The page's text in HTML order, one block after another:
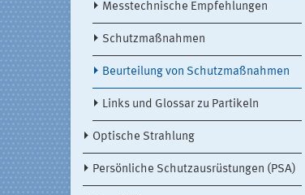
Messtechnische Empfehlungen
Schutzmaßnahmen
Beurteilung von Schutzmaßnahmen
Links und Glossar zu Partikeln
Optische Strahlung
Persönliche Schutzausrüstungen (PSA)